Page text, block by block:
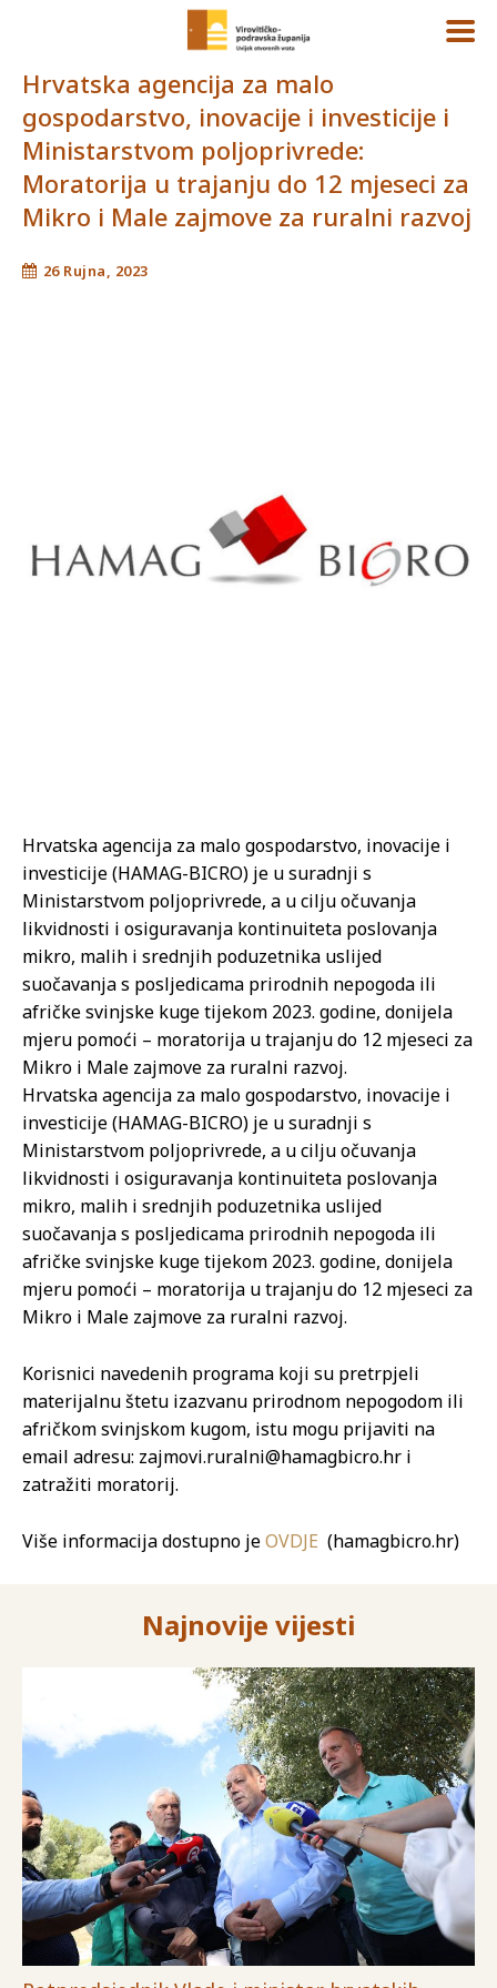
Hrvatska agencija za malo
gospodarstvo, inovacije i investicije i
Ministarstvom poljoprivrede:
Moratorija u trajanju do 12 mjeseci za
Mikro i Male zajmove za ruralni razvoj
26 Rujna, 2023
Hrvatska agencija za malo gospodarstvo, inovacije i
investicije (HAMAG-BICRO) je u suradnji s
Ministarstvom poljoprivrede, a u cilju očuvanja
likvidnosti i osiguravanja kontinuiteta poslovanja
mikro, malih i srednjih poduzetnika uslijed
suočavanja s posljedicama prirodnih nepogoda ili
afričke svinjske kuge tijekom 2023. godine, donijela
mjeru pomoći – moratorija u trajanju do 12 mjeseci za
Mikro i Male zajmove za ruralni razvoj.
Hrvatska agencija za malo gospodarstvo, inovacije i
investicije (HAMAG-BICRO) je u suradnji s
Ministarstvom poljoprivrede, a u cilju očuvanja
likvidnosti i osiguravanja kontinuiteta poslovanja
mikro, malih i srednjih poduzetnika uslijed
suočavanja s posljedicama prirodnih nepogoda ili
afričke svinjske kuge tijekom 2023. godine, donijela
mjeru pomoći – moratorija u trajanju do 12 mjeseci za
Mikro i Male zajmove za ruralni razvoj.
Korisnici navedenih programa koji su pretrpjeli
materijalnu štetu izazvanu prirodnom nepogodom ili
afričkom svinjskom kugom, istu mogu prijaviti na
email adresu: zajmovi.ruralni@hamagbicro.hr i
zatražiti moratorij.
Više informacija dostupno jeOVDJE (hamagbicro.hr)
Najnovije vijesti